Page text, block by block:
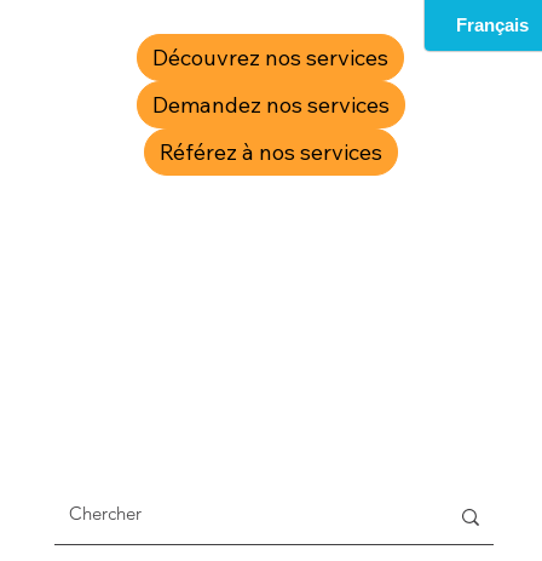
Découvrez nos services
Demandez nos services
Référez à nos services